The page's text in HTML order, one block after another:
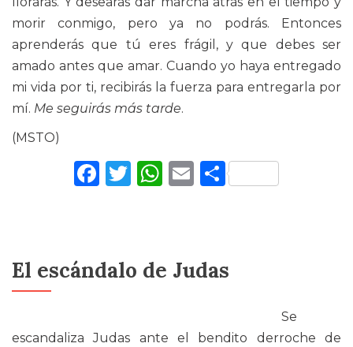
morir conmigo, pero ya no podrás. Entonces
aprenderás que tú eres frágil, y que debes ser
amado antes que amar. Cuando yo haya entregado
mi vida por ti, recibirás la fuerza para entregarla por
mí. Me seguirás más tarde.
(MSTO)
Facebook
Twitter
WhatsApp
Email
El escándalo de Judas
Se
escandaliza Judas ante el bendito derroche de